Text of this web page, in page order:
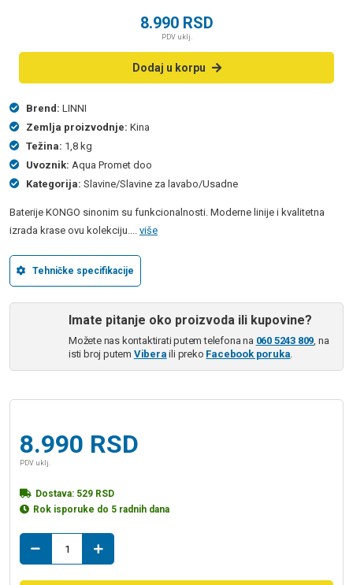
8.990 RSD
PDV uklj.
Dodaj u korpu
Brend: LINNI
Zemlja proizvodnje: Kina
Težina: 1,8 kg
Uvoznik: Aqua Promet doo
Kategorija: Slavine/Slavine za lavabo/Usadne
Baterije KONGO sinonim su funkcionalnosti. Moderne linije i kvalitetna
izrada krase ovu kolekciju.... više
Tehničke specifikacije
Imate pitanje oko proizvoda ili kupovine?
Možete nas kontaktirati putem telefona na 060 5243 809, na
isti broj putem Vibera ili preko Facebook poruka.
8.990 RSD
PDV uklj.
Dostava: 529 RSD
Rok isporuke do 5 radnih dana
visoka
slavina